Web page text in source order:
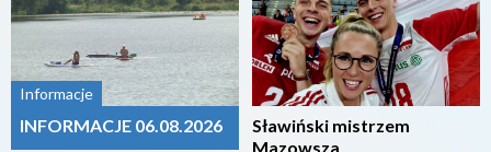
Informacje
INFORMACJE 06.08.2026
Sławiński mistrzem
Mazowsza